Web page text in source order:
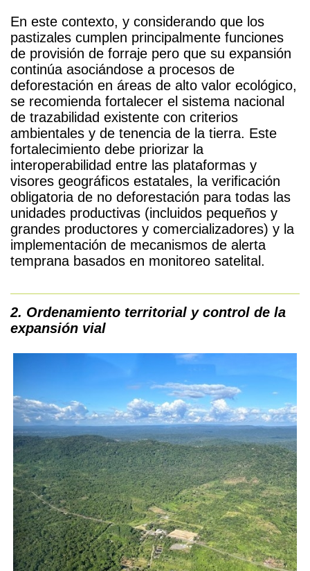
En este contexto, y considerando que los
pastizales cumplen principalmente funciones
de provisión de forraje pero que su expansión
continúa asociándose a procesos de
deforestación en áreas de alto valor ecológico,
se recomienda fortalecer el sistema nacional
de trazabilidad existente con criterios
ambientales y de tenencia de la tierra. Este
fortalecimiento debe priorizar la
interoperabilidad entre las plataformas y
visores geográficos estatales, la verificación
obligatoria de no deforestación para todas las
unidades productivas (incluidos pequeños y
grandes productores y comercializadores) y la
implementación de mecanismos de alerta
temprana basados en monitoreo satelital.
2. Ordenamiento territorial y control de la
expansión vial